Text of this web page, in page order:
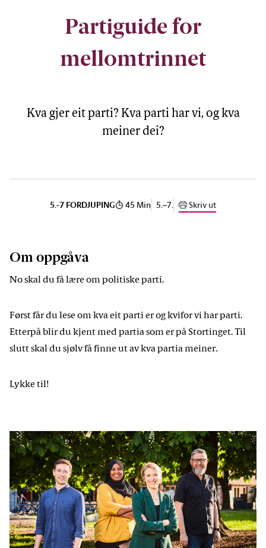
Partiguide for
mellomtrinnet
Kva gjer eit parti? Kva parti har vi, og kva
meiner dei?
5.-7 FORDJUPING 45 Min 5.–7. Skriv ut
Om oppgåva
No skal du få lære om politiske parti.
Først får du lese om kva eit parti er og kvifor vi har parti.
Etterpå blir du kjent med partia som er på Stortinget. Til
slutt skal du sjølv få finne ut av kva partia meiner.
Lykke til!